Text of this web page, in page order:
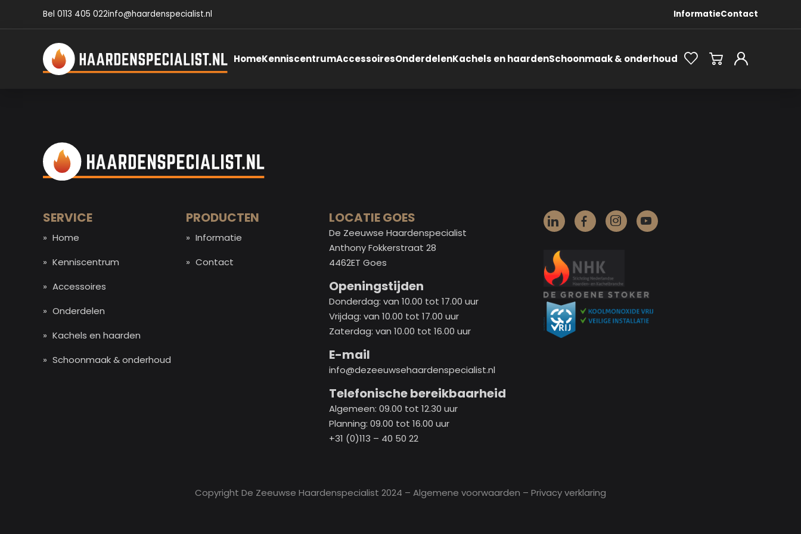
Bel 0113 405 022info@haardenspecialist.nl InformatieContact
HomeKenniscentrumAccessoiresOnderdelenKachels en haardenSchoonmaak & onderhoud
SERVICE
Home
Kenniscentrum
Accessoires
Onderdelen
Kachels en haarden
Schoonmaak & onderhoud
PRODUCTEN
Informatie
Contact
LOCATIE GOES
De Zeeuwse Haardenspecialist
Anthony Fokkerstraat 28
4462ET Goes
Openingstijden
Donderdag: van 10.00 tot 17.00 uur
Vrijdag: van 10.00 tot 17.00 uur
Zaterdag: van 10.00 tot 16.00 uur
E-mail
info@dezeeuwsehaardenspecialist.nl
Telefonische bereikbaarheid
Algemeen: 09.00 tot 12.30 uur
Planning: 09.00 tot 16.00 uur
+31 (0)113 – 40 50 22
Copyright De Zeeuwse Haardenspecialist 2024 – Algemene voorwaarden – Privacy verklaring